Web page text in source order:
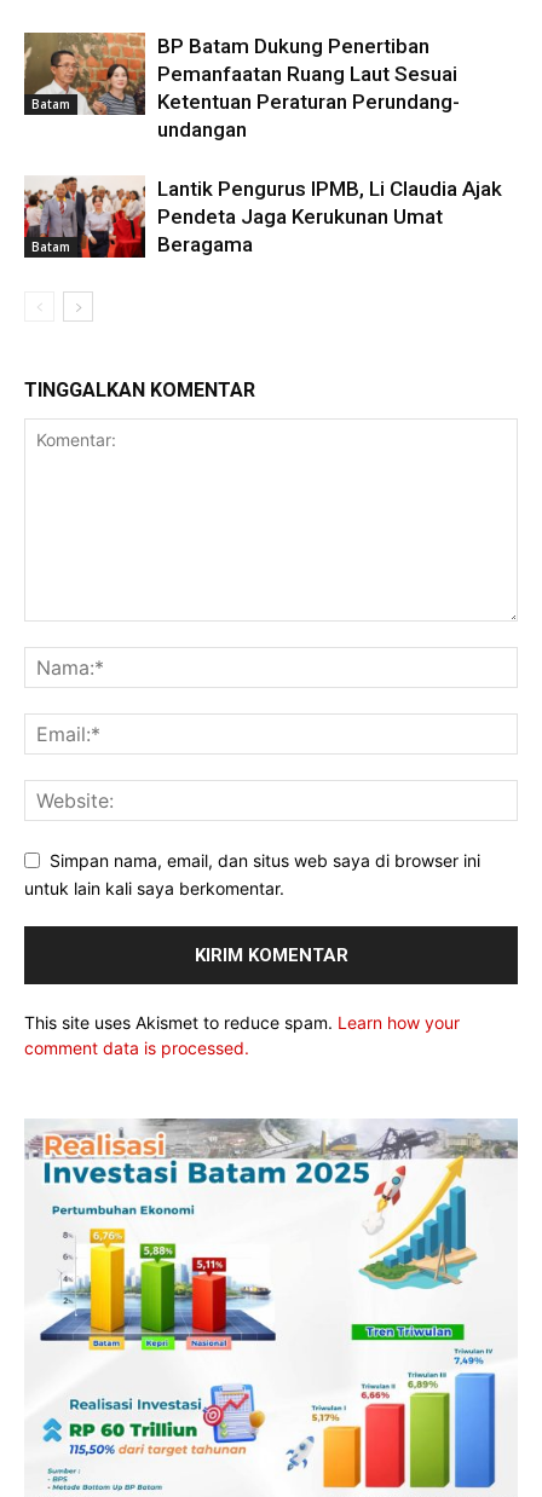
Batam
BP Batam Dukung Penertiban
Pemanfaatan Ruang Laut Sesuai
Ketentuan Peraturan Perundang-
undangan
Batam
Lantik Pengurus IPMB, Li Claudia Ajak
Pendeta Jaga Kerukunan Umat
Beragama
TINGGALKAN KOMENTAR
Simpan nama, email, dan situs web saya di browser ini
untuk lain kali saya berkomentar.
This site uses Akismet to reduce spam. Learn how your
comment data is processed.